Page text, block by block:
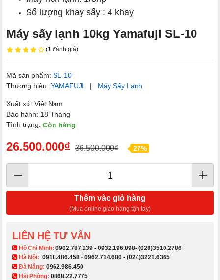
Số lượng khay sấy : 4 khay
Máy sấy lạnh 10kg Yamafuji SL-10
(1 đánh giá)
Mã sản phẩm: SL-10
Thương hiệu: YAMAFUJI | Máy Sấy Lạnh
Xuất xứ: Việt Nam
Bảo hành: 18 Tháng
Tình trạng: Còn hàng
26.500.000₫ 36.500.000₫ 27%
Thêm vào giỏ hàng
(Mua online giao hàng tận tay)
LIÊN HỆ TƯ VẤN
​ Hồ Chí Minh: 0902.787.139 - 0932.196.898- (028)3510.2786
Hà Nội: 0918.486.458 - 0962.714.680 - (024)3221.6365
Đà Nẵng: 0962.986.450
Hải Phòng: 0868.22.7775